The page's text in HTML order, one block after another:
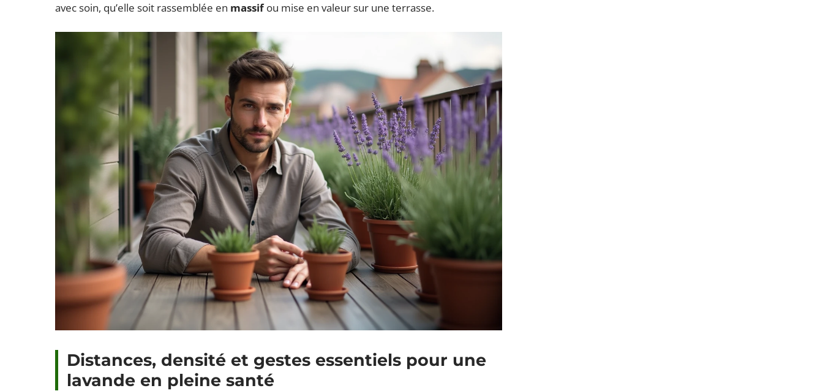
avec soin, qu’elle soit rassemblée en massifou mise en valeur sur une terrasse.
Distances, densité et gestes essentiels pour une
lavande en pleine santé